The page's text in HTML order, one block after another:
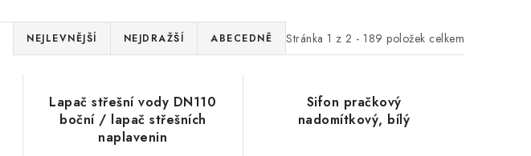
Stránka 1 z 2 - 189 položek celkem
NEJLEVNĚJŠÍ NEJDRAŽŠÍ ABECEDNĚ
Lapač střešní vody DN110
boční / lapač střešních
naplavenin
Sifon pračkový
nadomítkový, bílý